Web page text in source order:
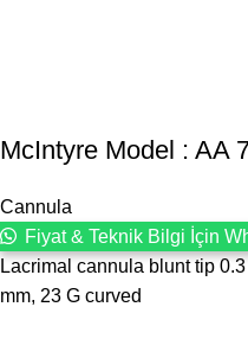
McIntyre Model : AA
Cannula
Fiyat & Teknik Bilgi İçin
Lacrimal cannula blunt tip
mm, 23 G curved